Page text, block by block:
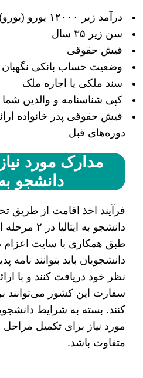
درآمد زیر ۱۲۰۰۰ یورو (یورو) در سال
سن زیر ۳۵ سال
فیش حقوقی
وضعیت حساب بانکی نگهبان
سند ملکی یا اجاره ملک
کپی شناسنامه و والدین شما
فیش حقوقی پدر خانواده
دوره‌های قبل
مدارک مورد
دانشجو به
فرآیند اخذ اقامت از طریق
دانشجو به ایتالیا در ۲ مرحله انجام می‌شود.
طبق همکاری با سایت اعزام
دانشجویان باید بتوانند نامه
نظر خود دریافت کنند و با
سفارت این کشور می‌توانند
کنند. بسته به شرایط
مورد نیاز برای تکمیل مراحل
متفاوت باشد.